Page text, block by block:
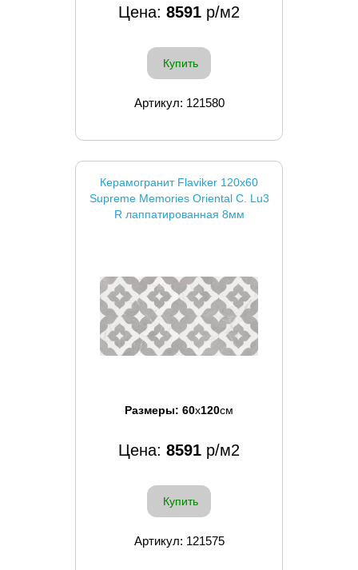
Цена: 8591 р/м2
Купить
Артикул: 121580
Керамогранит Flaviker 120x60
Supreme Memories Oriental С. Lu3
R лаппатированная 8мм
Размеры: 60x120см
Цена: 8591 р/м2
Купить
Артикул: 121575